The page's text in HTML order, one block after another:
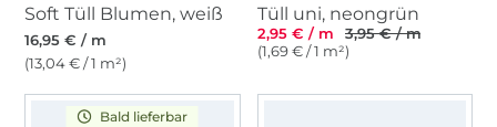
Soft Tüll Blumen, weiß
16,95 € / m
(13,04 € / 1 m²)
Tüll uni, neongrün
2,95 € / m
3,95 € / m
(1,69 € / 1 m²)
Bald lieferbar